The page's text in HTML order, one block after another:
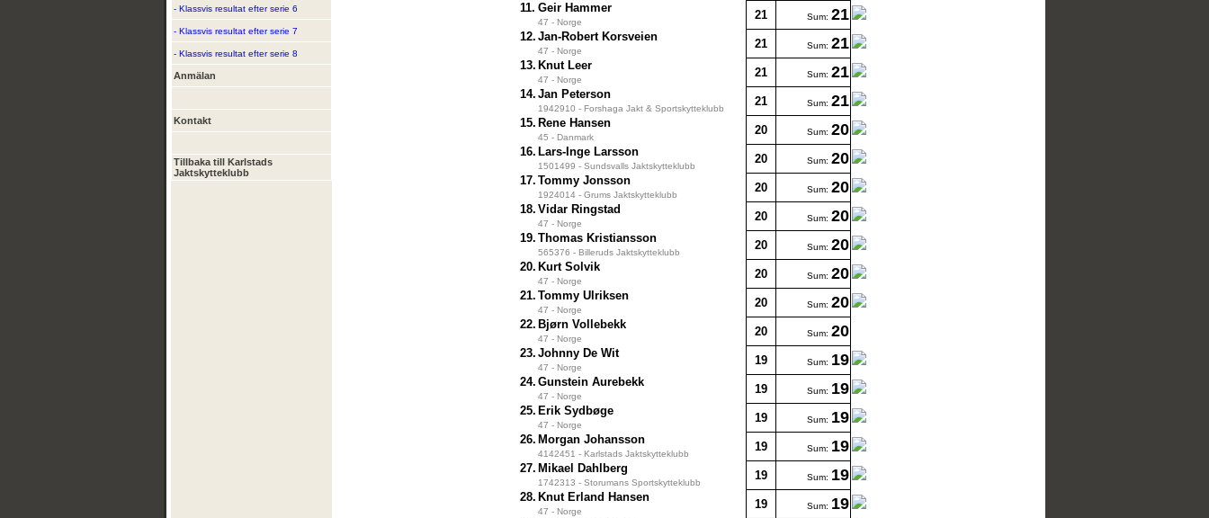
- Klassvis resultat efter serie 6
- Klassvis resultat efter serie 7
- Klassvis resultat efter serie 8
Anmälan
Kontakt
Tillbaka till Karlstads
Jaktskytteklubb
11. Geir Hammer
47 - Norge
21 Sum: 21
12. Jan-Robert Korsveien
47 - Norge
21 Sum: 21
13. Knut Leer
47 - Norge
21 Sum: 21
14. Jan Peterson
1942910 - Forshaga Jakt & Sportskytteklubb
21 Sum: 21
15. Rene Hansen
45 - Danmark
20 Sum: 20
16. Lars-Inge Larsson
1501499 - Sundsvalls Jaktskytteklubb
20 Sum: 20
17. Tommy Jonsson
1924014 - Grums Jaktskytteklubb
20 Sum: 20
18. Vidar Ringstad
47 - Norge
20 Sum: 20
19. Thomas Kristiansson
565376 - Billeruds Jaktskytteklubb
20 Sum: 20
20. Kurt Solvik
47 - Norge
20 Sum: 20
21. Tommy Ulriksen
47 - Norge
20 Sum: 20
22. Bjørn Vollebekk
47 - Norge
20 Sum: 20
23. Johnny De Wit
47 - Norge
19 Sum: 19
24. Gunstein Aurebekk
47 - Norge
19 Sum: 19
25. Erik Sydbøge
47 - Norge
19 Sum: 19
26. Morgan Johansson
4142451 - Karlstads Jaktskytteklubb
19 Sum: 19
27. Mikael Dahlberg
1742313 - Storumans Sportskytteklubb
19 Sum: 19
28. Knut Erland Hansen
47 - Norge
19 Sum: 19